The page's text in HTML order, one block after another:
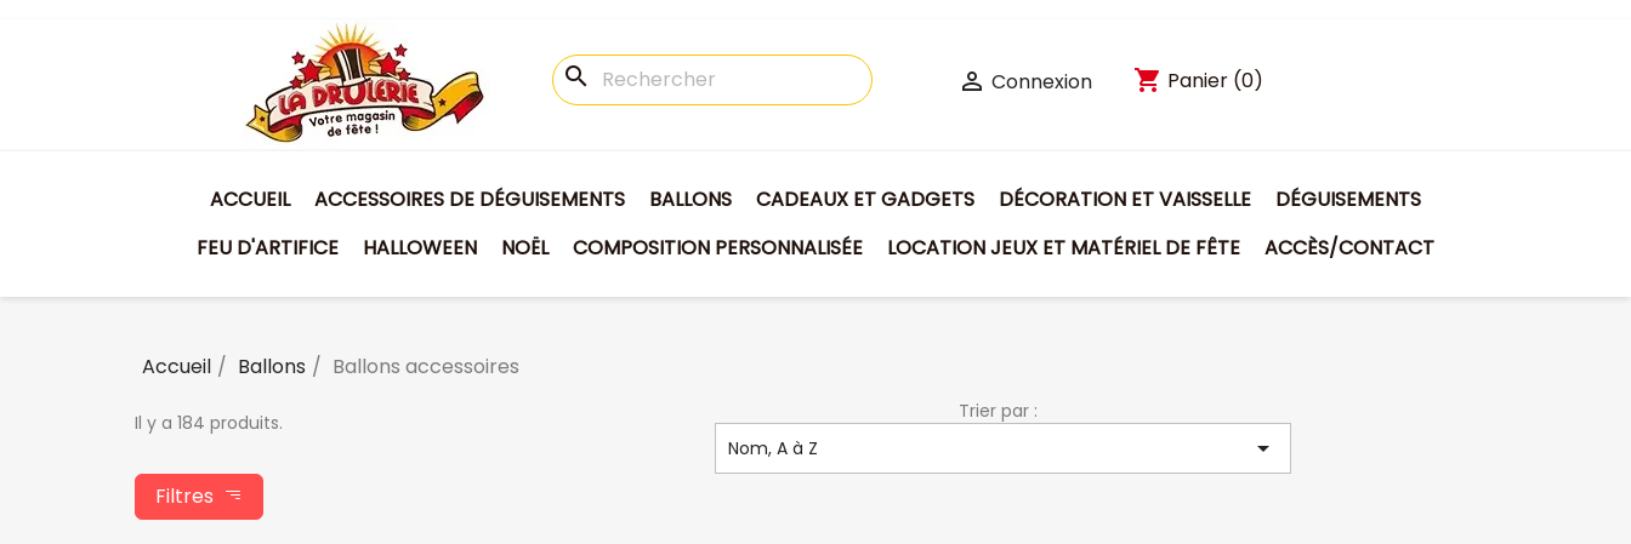
search  Connexion shopping_cart Panier (0)
ACCUEIL ACCESSOIRES DE DÉGUISEMENTS BALLONS CADEAUX ET GADGETS DÉCORATION ET VAISSELLE
DÉGUISEMENTS
FEU D'ARTIFICE
HALLOWEEN NOËL COMPOSITION PERSONNALISÉE LOCATION JEUX ET MATÉRIEL DE FÊTE ACCÈS/CONTACT
Accueil Ballons Ballons accessoires
Il y a 184 produits.
Filtres
Trier par :
Nom, A à Z
